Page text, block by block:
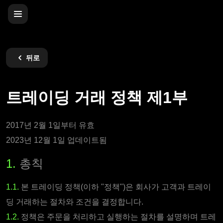
뒤로
트레이딩 거래 정책 제1부
2017년 2월 1일부터 유효
2023년 12월 1일 업데이트됨
1. 총칙
1.1. 본 트레이딩 정책(이하 "정책")은 회사가 고객과 트레이
딩 거래하는 절차와 조건을 결정합니다.
1.2. 정책은 주문을 처리하고 실행하는 절차를 설명하며 트레